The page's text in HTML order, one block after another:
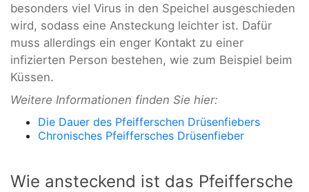
besonders viel Virus in den Speichel ausgeschieden
wird, sodass eine Ansteckung leichter ist. Dafür
muss allerdings ein enger Kontakt zu einer
infizierten Person bestehen, wie zum Beispiel beim
Küssen.
Weitere Informationen finden Sie hier:
Die Dauer des Pfeifferschen Drüsenfiebers
Chronisches Pfeiffersches Drüsenfieber
Wie ansteckend ist das Pfeiffersche